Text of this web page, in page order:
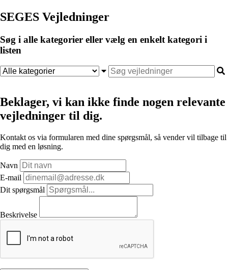
SEGES Vejledninger
Søg i alle kategorier eller vælg en enkelt kategori i
listen
Beklager, vi kan ikke finde nogen relevante
vejledninger til dig.
Kontakt os via formularen med dine spørgsmål, så vender vil tilbage til
dig med en løsning.
Navn
E-mail
Dit spørgsmål
Beskrivelse